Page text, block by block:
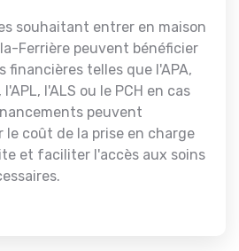
souhaitant entrer en maison
Ferrière peuvent bénéficier
financières telles que l'APA,
l'ALS ou le PCH en cas
peuvent
le coût de la prise en charge
et faciliter l'accès aux soins